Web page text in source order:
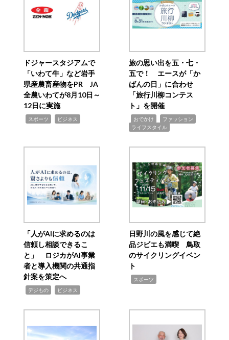
ドジャースタジアムで
「いわて牛」など岩手
県産農畜産物をPR JA
全農いわてが8月10日～
12日に実施
スポーツ ビジネス
旅の思い出を五・七・
五で！ エースが「か
ばんの日」に合わせ
「旅行川柳コンテス
ト」を開催
おでかけ ファッション
ライフスタイル
「人がAIに求めるのは
信頼し相談できるこ
と」 ロジカがAI事業
者と導入機関の共通指
針案を策定へ
デジもの ビジネス
日野川の風を感じて絶
品ジビエも満喫 鳥取
のサイクリングイベン
ト
スポーツ